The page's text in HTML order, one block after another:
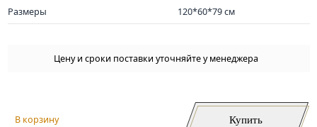
Размеры 120*60*79 см
Цену и сроки поставки уточняйте у менеджера
В корзину Купить